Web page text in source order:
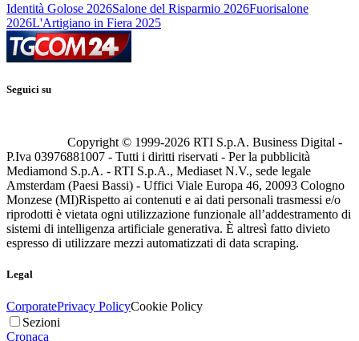
Identità Golose 2026Salone del Risparmio 2026Fuorisalone
2026L'Artigiano in Fiera 2025
Seguici su
Copyright © 1999-2026 RTI S.p.A. Business Digital -
P.Iva 03976881007 - Tutti i diritti riservati - Per la pubblicità
Mediamond S.p.A. - RTI S.p.A., Mediaset N.V., sede legale
Amsterdam (Paesi Bassi) - Uffici Viale Europa 46, 20093 Cologno
Monzese (MI)Rispetto ai contenuti e ai dati personali trasmessi e/o
riprodotti è vietata ogni utilizzazione funzionale all’addestramento di
sistemi di intelligenza artificiale generativa. È altresì fatto divieto
espresso di utilizzare mezzi automatizzati di data scraping.
Legal
CorporatePrivacy PolicyCookie Policy
Sezioni
Cronaca